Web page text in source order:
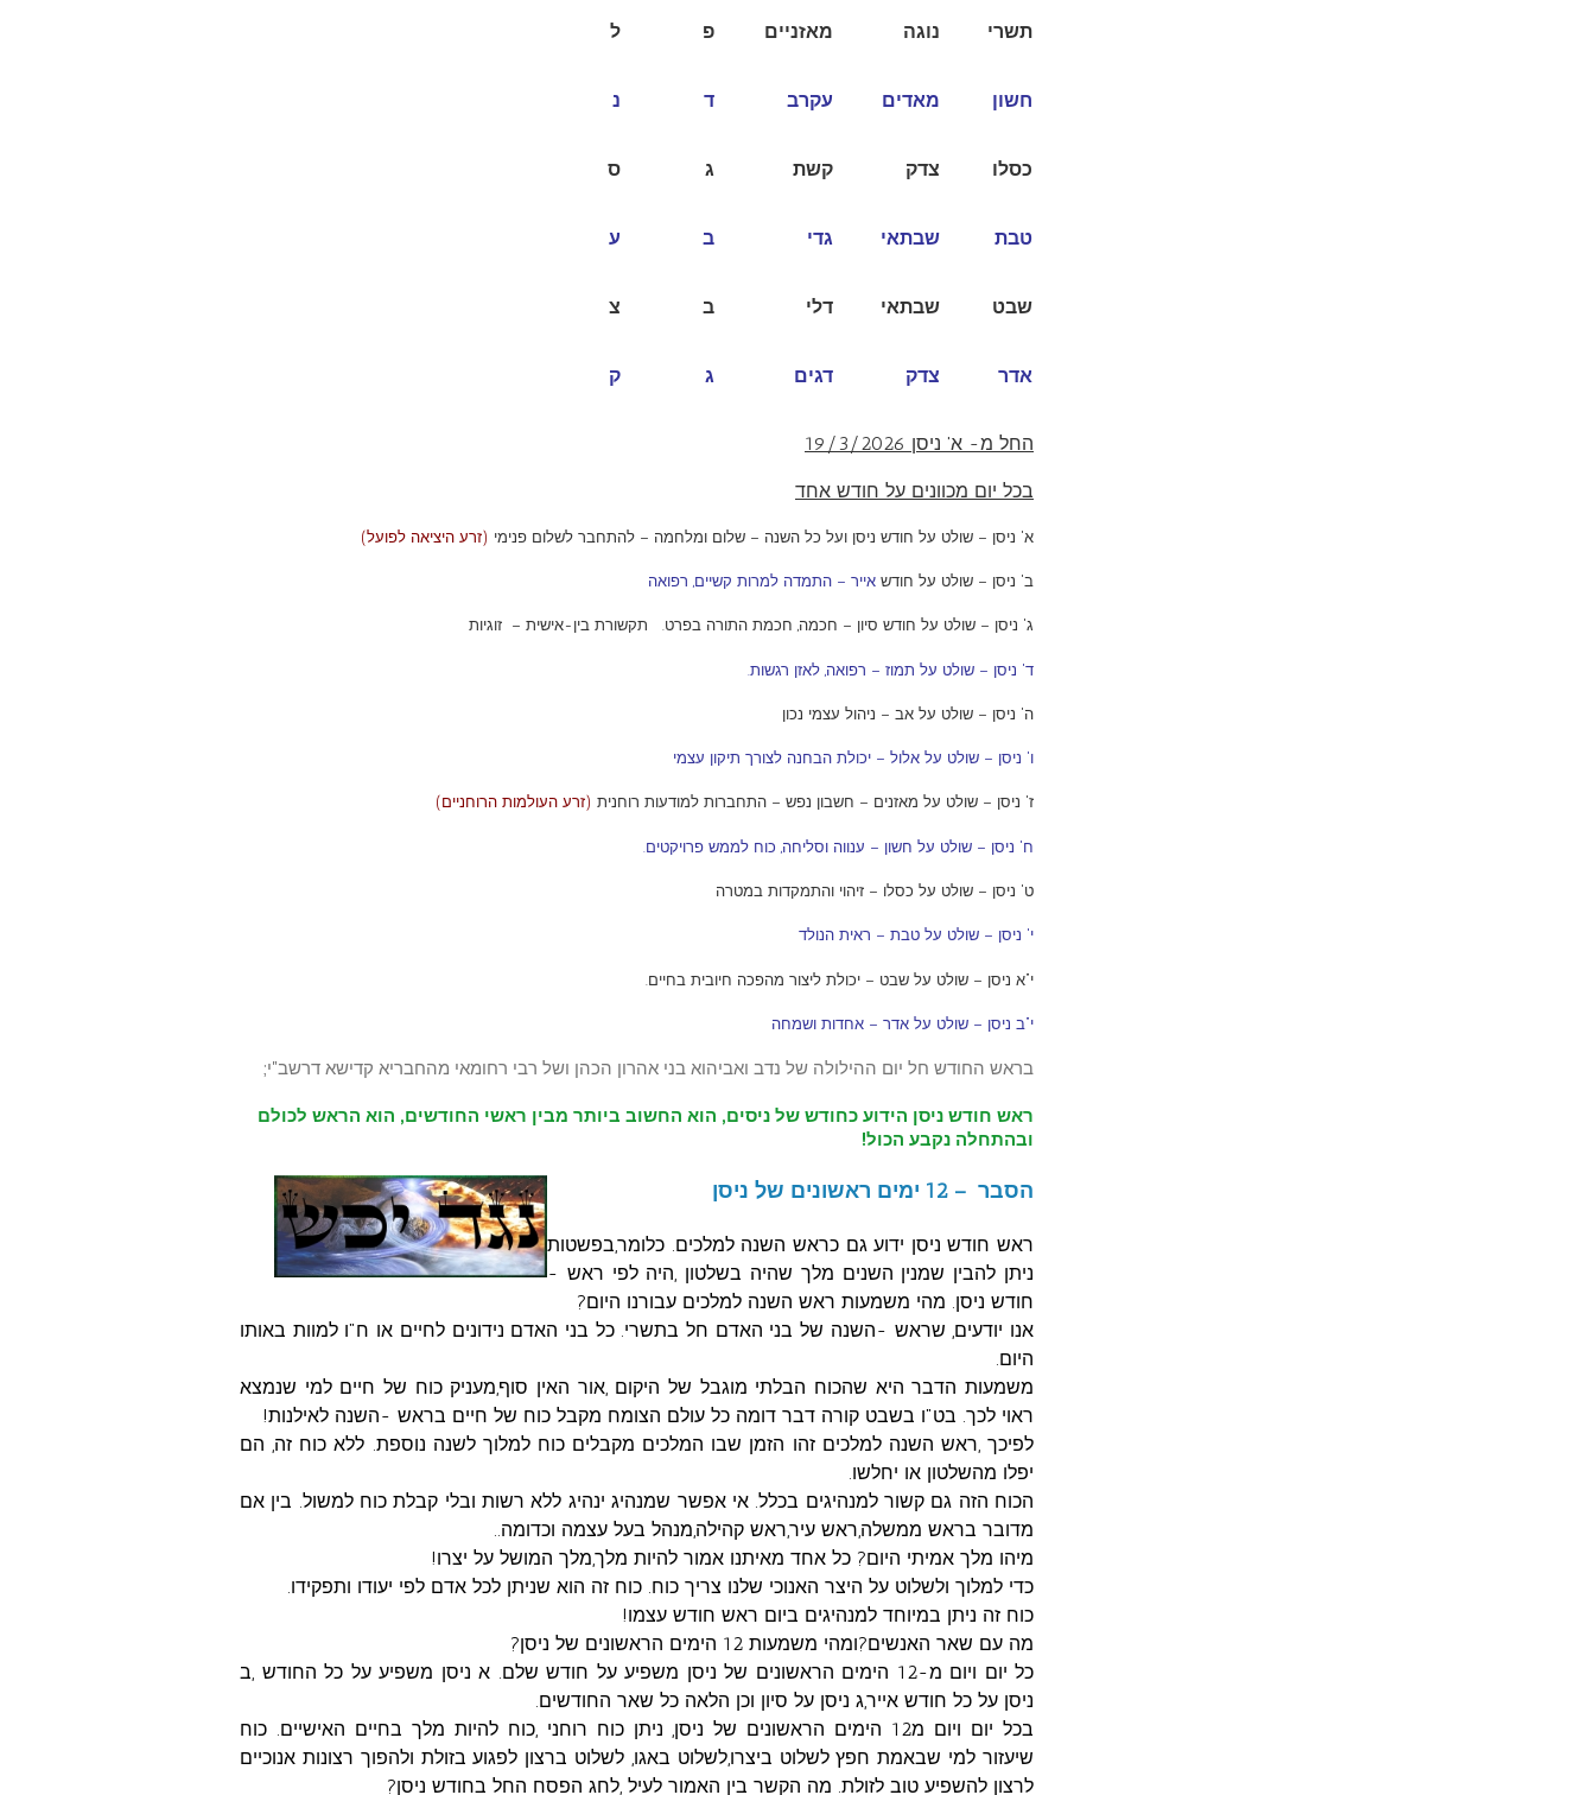
תשרי נוגה מאזניים פ ל
חשון מאדים עקרב ד נ
כסלו צדק קשת ג ס
טבת שבתאי גדי ב ע
שבט שבתאי דלי ב צ
אדר צדק דגים ג ק
החל מ- א' ניסן 19/3/2026
בכל יום מכוונים על חודש אחד
א' ניסן – שולט על חודש ניסן ועל כל השנה – שלום ומלחמה – להתחבר לשלום פנימי (זרע היציאה לפועל)
ב' ניסן – שולט על חודש אייר – התמדה למרות קשיים, רפואה
ג' ניסן – שולט על חודש סיון – חכמה, חכמת התורה בפרט. תקשורת בין-אישית – זוגיות
ד' ניסן – שולט על תמוז – רפואה, לאזן רגשות.
ה' ניסן – שולט על אב – ניהול עצמי נכון
ו' ניסן – שולט על אלול – יכולת הבחנה לצורך תיקון עצמי
ז' ניסן – שולט על מאזנים – חשבון נפש – התחברות למודעות רוחנית (זרע העולמות הרוחניים)
ח' ניסן – שולט על חשון – ענווה וסליחה, כוח לממש פרויקטים.
ט' ניסן – שולט על כסלו – זיהוי והתמקדות במטרה
י' ניסן – שולט על טבת – ראית הנולד
י"א ניסן – שולט על שבט – יכולת ליצור מהפכה חיובית בחיים.
י"ב ניסן – שולט על אדר – אחדות ושמחה
בראש החודש חל יום ההילולה של נדב ואביהוא בני אהרון הכהן ושל רבי רחומאי מהחבריא קדישא דרשב"י;
ראש חודש ניסן הידוע כחודש של ניסים, הוא החשוב ביותר מבין ראשי החודשים, הוא הראש לכולם
ובהתחלה נקבע הכול!
הסבר – 12 ימים ראשונים של ניסן
ראש חודש ניסן ידוע גם כראש השנה למלכים. כלומר,בפשטות
ניתן להבין שמנין השנים מלך שהיה בשלטון ,היה לפי ראש -
חודש ניסן. מהי משמעות ראש השנה למלכים עבורנו היום?
אנו יודעים, שראש -השנה של בני האדם חל בתשרי. כל בני האדם נידונים לחיים או ח"ו למוות באותו
היום.
משמעות הדבר היא שהכוח הבלתי מוגבל של היקום ,אור האין סוף,מעניק כוח של חיים למי שנמצא
ראוי לכך. בט"ו בשבט קורה דבר דומה כל עולם הצומח מקבל כוח של חיים בראש -השנה לאילנות!
לפיכך ,ראש השנה למלכים זהו הזמן שבו המלכים מקבלים כוח למלוך לשנה נוספת. ללא כוח זה, הם
יפלו מהשלטון או יחלשו.
הכוח הזה גם קשור למנהיגים בכלל. אי אפשר שמנהיג ינהיג ללא רשות ובלי קבלת כוח למשול. בין אם
מדובר בראש ממשלה,ראש עיר,ראש קהילה,מנהל בעל עצמה וכדומה..
מיהו מלך אמיתי היום? כל אחד מאיתנו אמור להיות מלך,מלך המושל על יצרו!
כדי למלוך ולשלוט על היצר האנוכי שלנו צריך כוח. כוח זה הוא שניתן לכל אדם לפי יעודו ותפקידו.
כוח זה ניתן במיוחד למנהיגים ביום ראש חודש עצמו!
מה עם שאר האנשים?ומהי משמעות 12 הימים הראשונים של ניסן?
כל יום ויום מ-12 הימים הראשונים של ניסן משפיע על חודש שלם. א ניסן משפיע על כל החודש ,ב
ניסן על כל חודש אייר,ג ניסן על סיון וכן הלאה כל שאר החודשים.
בכל יום ויום מ12 הימים הראשונים של ניסן, ניתן כוח רוחני ,כוח להיות מלך בחיים האישיים. כוח
שיעזור למי שבאמת חפץ לשלוט ביצרו,לשלוט באגו, לשלוט ברצון לפגוע בזולת ולהפוך רצונות אנוכיים
לרצון להשפיע טוב לזולת. מה הקשר בין האמור לעיל ,לחג הפסח החל בחודש ניסן?